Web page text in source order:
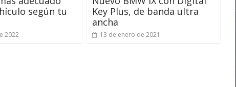
según tu
2022
Key Plus, de banda ultra
ancha
13 de enero de 2021